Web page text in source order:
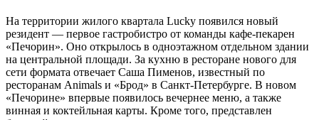
На территории жилого квартала Lucky появился новый
резидент — первое гастробистро от команды кафе-пекарен
«Печорин». Оно открылось в одноэтажном отдельном здании
на центральной площади. За кухню в ресторане нового для
сети формата отвечает Саша Пименов, известный по
ресторанам Animals и «Брод» в Санкт-Петербурге. В новом
«Печорине» впервые появилось вечернее меню, а также
винная и коктейльная карты. Кроме того, представлен